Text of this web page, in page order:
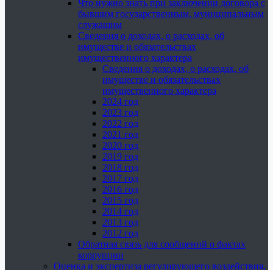
Что нужно знать при заключении договора с
бывшим государственным, муниципальным
служащим
Сведения о доходах, о расходах, об
имуществе и обязательствах
имущественного характера
Сведения о доходах, о расходах, об
имуществе и обязательствах
имущественного характера
2024 год
2023 год
2022 год
2021 год
2020 год
2019 год
2018 год
2017 год
2016 год
2015 год
2014 год
2013 год
2012 год
Обратная связь для сообщений о фактах
коррупции
Оценка и экспертиза регулирующего воздействия,